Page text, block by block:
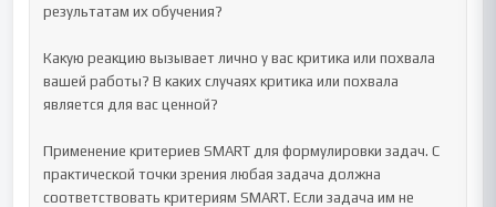
результатам их обучения?
Какую реакцию вызывает лично у вас критика или похвала
вашей работы? В каких случаях критика или похвала
является для вас ценной?
Применение критериев SMART для формулировки задач. С
практической точки зрения любая задача должна
соответствовать критериям SMART. Если задача им не